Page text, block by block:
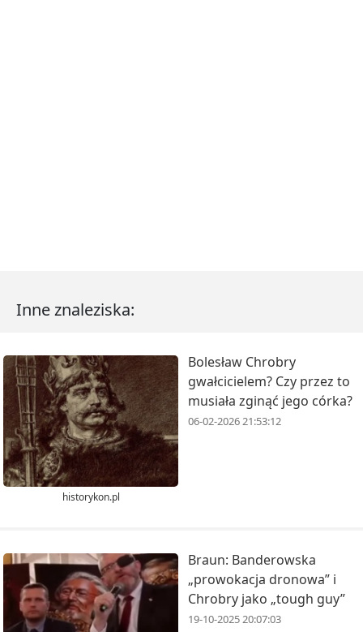
Inne znaleziska:
historykon.pl
Bolesław Chrobry
gwałcicielem? Czy przez to
musiała zginąć jego córka?
06-02-2026 21:53:12
Braun: Banderowska
„prowokacja dronowa” i
Chrobry jako „tough guy”
19-10-2025 20:07:03